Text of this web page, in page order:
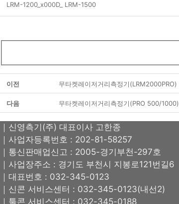
LRM-1200_x000D_ LRM-1500
이전 무타켓레이저거리측정기(LRM2000PRO)
다음 무타켓레이저거리측정기(PRO 500/1000)
｜신영측기(주) 대표이사 고한종
｜사업자등록번호 : 202-81-58257
｜통신판매업신고 : 2005-경기부천-297호
｜사업장주소 : 경기도 부천시 지봉로121번길6
｜대표번호 : 032-345-0123
｜신콘 서비스센터 : 032-345-0123(내선2)
｜툴콘 서비스센터 : 032-345-0188